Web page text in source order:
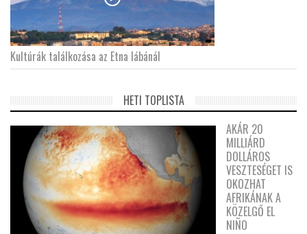
Kultúrák találkozása az Etna lábánál
HETI TOPLISTA
AKÁR 20
MILLIÁRD
DOLLÁROS
VESZTESÉGET IS
OKOZHAT
AFRIKÁNAK A
KÖZELGŐ EL
NIÑO